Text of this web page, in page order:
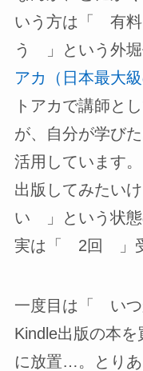
いう方は「 有料
う 」という外堀
アカ（日本最大
トアカで講師と
が、自分が学び
活用しています
出版してみたい
い 」という状態
実は「 2回 」受
一度目は「 い
Kindle出版の本
に放置…。とり